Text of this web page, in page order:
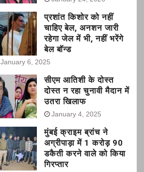
प्रशांत किशोर को नहीं
चाहिए बेल, अनशन जारी
रहेगा जेल में भी, नहीं भरेंगे
बेल बॉन्ड
January 6, 2025
सीएम आतिशी के दोस्त
दोस्त न रहा चुनावी मैदान में
उतरा खिलाफ
January 4, 2025
मुंबई क्राइम ब्रांच ने
अग्रीपाड़ा में 1 करोड़ 90
डकैती करने वाले को किया
गिरप्तार